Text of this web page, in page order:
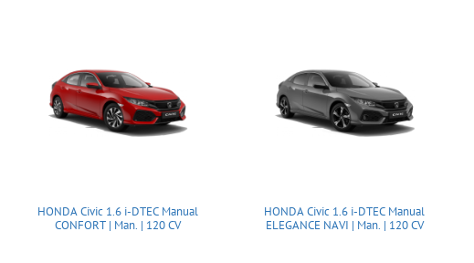
HONDA Civic 1.6 i-DTEC Manual
CONFORT | Man. | 120 CV
HONDA Civic 1.6 i-DTEC Manual
ELEGANCE NAVI | Man. | 120 CV